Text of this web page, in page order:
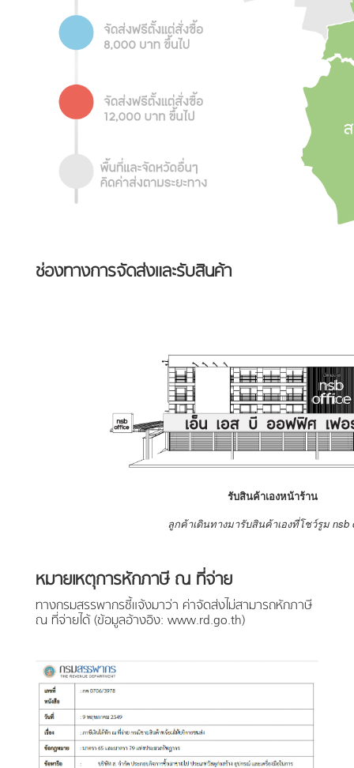
ช่องทางการจัดส่งและรับสินค้า
รับสินค้าเองหน้าร้าน
ลูกค้าเดินทางมารับสินค้าเองที่โชว์รูม nsb
หมายเหตุการหักภาษี ณ ที่จ่าย
ทางกรมสรรพากรชี้แจ้งมาว่า ค่าจัดส่งไม่สามารถหักภาษี
ณ ที่จ่ายได้ (ข้อมูลอ้างอิง: www.rd.go.th)